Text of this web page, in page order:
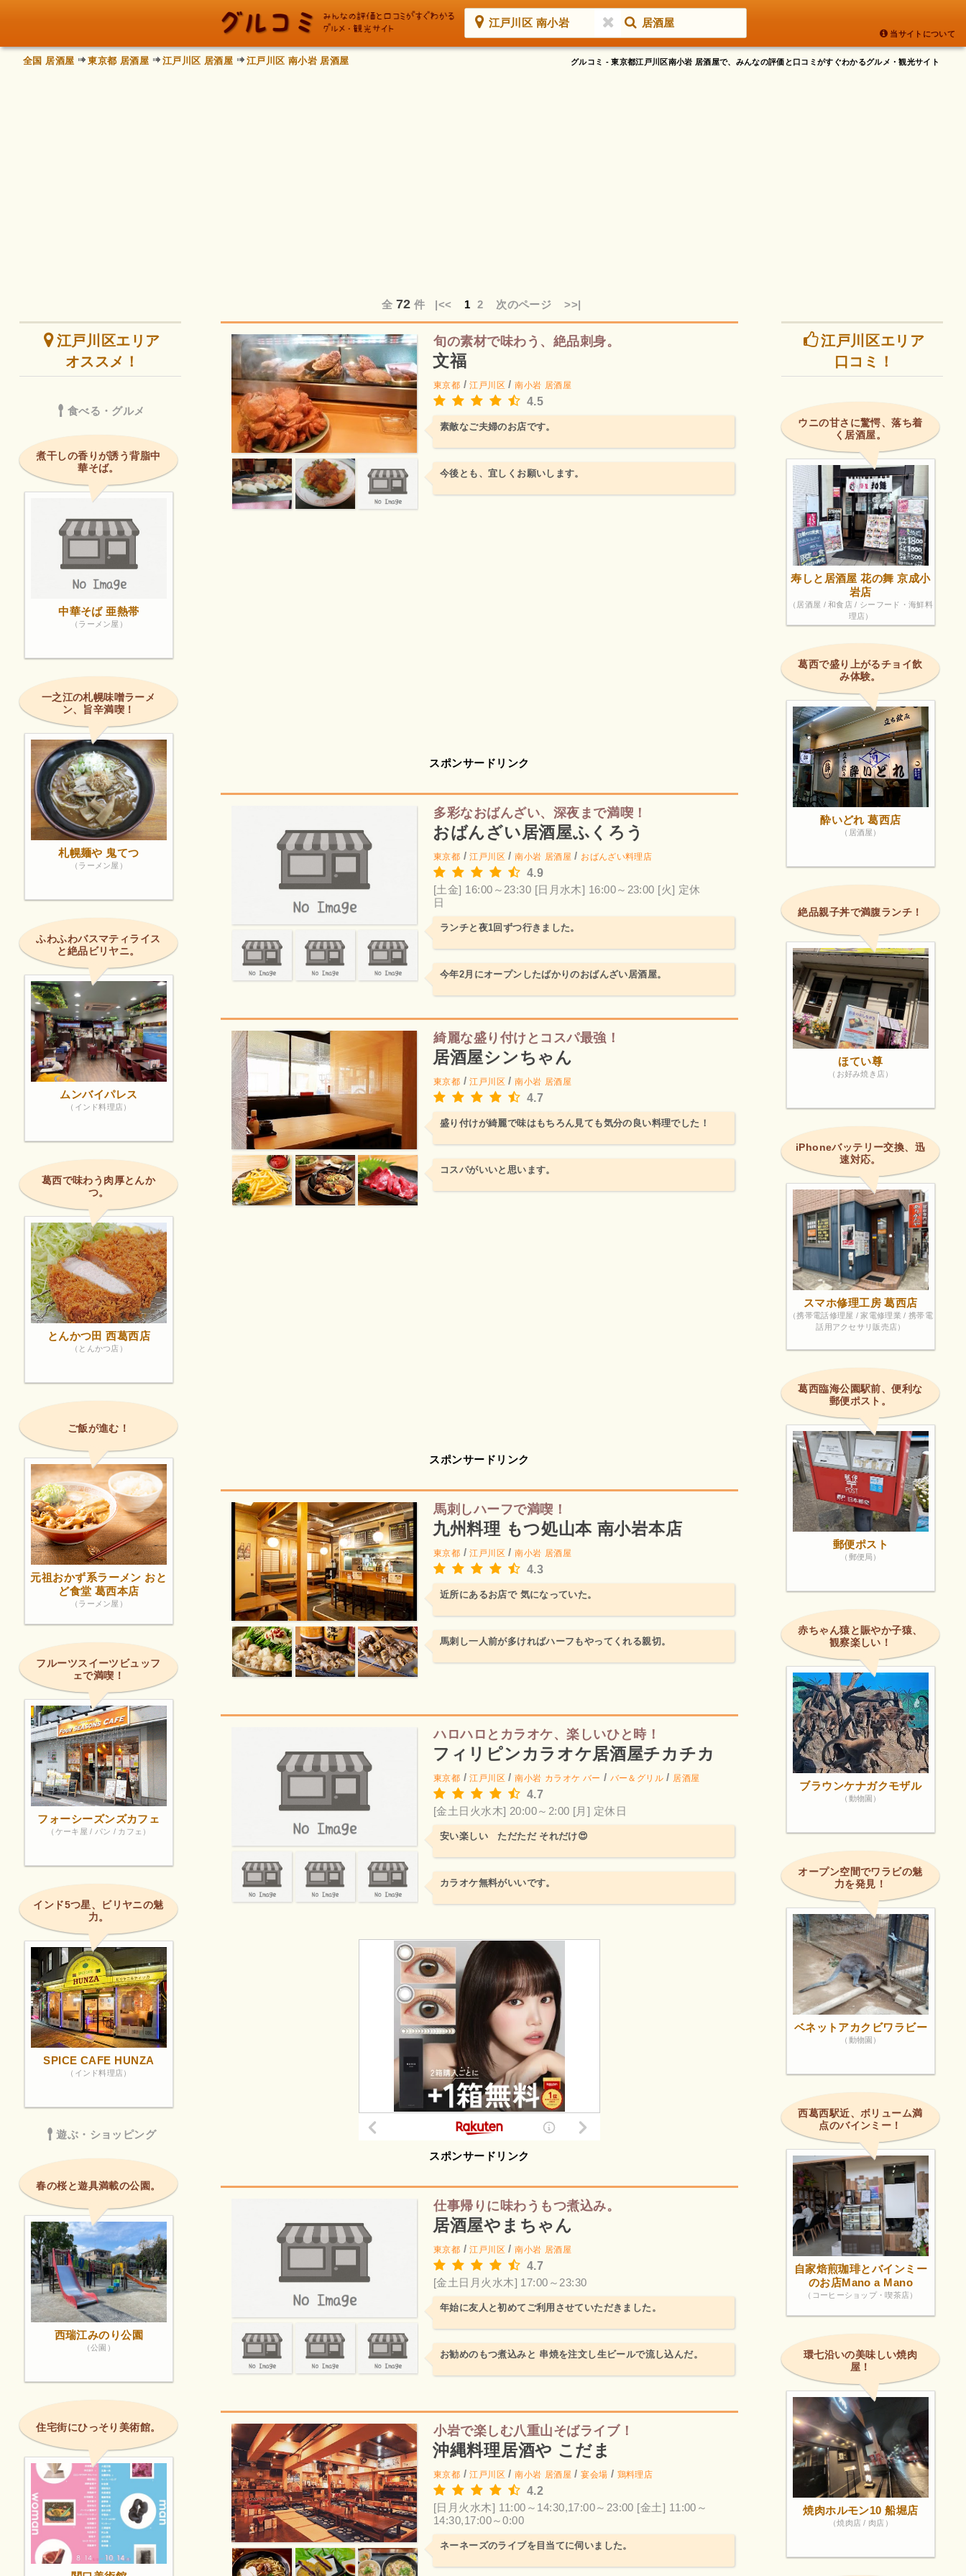
江戸川区 南小岩 居酒屋
当サイトについて
グルコミ - 東京都江戸川区南小岩 居酒屋で、みんなの評価と口コミがすぐわかるグルメ・観光サイト
全国 居酒屋 東京都 居酒屋 江戸川区 居酒屋 江戸川区 南小岩 居酒屋
全 72 件 |<< 1 2 次のページ >>|
旬の素材で味わう、絶品刺身。
文福
東京都 /江戸川区/南小岩 居酒屋
4.5
素敵なご夫婦のお店です。
今後とも、宜しくお願いします。
スポンサードリンク
多彩なおばんざい、深夜まで満喫！
おばんざい居酒屋ふくろう
東京都 /江戸川区/南小岩 居酒屋 / おばんざい料理店
4.9
[土金] 16:00～23:30 [日月水木] 16:00～23:00 [火] 定休
日
ランチと夜1回ずつ行きました。
今年2月にオープンしたばかりのおばんざい居酒屋。
綺麗な盛り付けとコスパ最強！
居酒屋シンちゃん
東京都 /江戸川区/南小岩 居酒屋
4.7
盛り付けが綺麗で味はもちろん見ても気分の良い料理でした！
コスパがいいと思います。
スポンサードリンク
馬刺しハーフで満喫！
九州料理 もつ処山本 南小岩本店
東京都 /江戸川区/南小岩 居酒屋
4.3
近所にあるお店で 気になっていた。
馬刺し一人前が多ければハーフもやってくれる親切。
ハロハロとカラオケ、楽しいひと時！
フィリピンカラオケ居酒屋チカチカ
東京都 /江戸川区/南小岩 カラオケ バー / バー＆グリル/ 居酒屋
4.7
[金土日火水木] 20:00～2:00 [月] 定休日
安い楽しい ただただ それだけ😍
カラオケ無料がいいです。
スポンサードリンク
仕事帰りに味わうもつ煮込み。
居酒屋やまちゃん
東京都 /江戸川区/南小岩 居酒屋
4.7
[金土日月火水木] 17:00～23:30
年始に友人と初めてご利用させていただきました。
お勧めのもつ煮込みと 串焼を注文し生ビールで流し込んだ。
小岩で楽しむ八重山そばライブ！
沖縄料理居酒や こだま
東京都 /江戸川区/南小岩 居酒屋 /宴会場 / 鶏料理店
4.2
[日月火水木] 11:00～14:30,17:00～23:00 [金土] 11:00～
14:30,17:00～0:00
ネーネーズのライブを目当てに伺いました。
江戸川区エリア
オススメ！
食べる・グルメ
煮干しの香りが誘う背脂中
華そば。
中華そば 亜熱帯
（ラーメン屋）
一之江の札幌味噌ラーメ
ン、旨辛満喫！
札幌麺や 鬼てつ
（ラーメン屋）
ふわふわバスマティライス
と絶品ビリヤニ。
ムンバイパレス
（インド料理店）
葛西で味わう肉厚とんか
つ。
とんかつ田 西葛西店
（とんかつ店）
ご飯が進む！
元祖おかず系ラーメン おと
ど食堂 葛西本店
（ラーメン屋）
フルーツスイーツビュッフ
ェで満喫！
フォーシーズンズカフェ
（ケーキ屋 / パン / カフェ）
インド5つ星、ビリヤニの魅
力。
SPICE CAFE HUNZA
（インド料理店）
遊ぶ・ショッピング
春の桜と遊具満載の公園。
西瑞江みのり公園
（公園）
住宅街にひっそり美術館。
江戸川区エリア
口コミ！
ウニの甘さに驚愕、落ち着
く居酒屋。
寿しと居酒屋 花の舞 京成小
岩店
（居酒屋 / 和食店 / シーフード・海鮮料
理店）
葛西で盛り上がるチョイ飲
み体験。
酔いどれ 葛西店
（居酒屋）
絶品親子丼で満腹ランチ！
ほてい尊
（お好み焼き店）
iPhoneバッテリー交換、迅
速対応。
スマホ修理工房 葛西店
（携帯電話修理屋 / 家電修理業 / 携帯電
話用アクセサリ販売店）
葛西臨海公園駅前、便利な
郵便ポスト。
郵便ポスト
（郵便局）
赤ちゃん猿と賑やか子猿、
観察楽しい！
ブラウンケナガクモザル
（動物園）
オープン空間でワラビの魅
力を発見！
ベネットアカクビワラビー
（動物園）
西葛西駅近、ボリューム満
点のバインミー！
自家焙煎珈琲とバインミー
のお店Mano a Mano
（コーヒーショップ・喫茶店）
環七沿いの美味しい焼肉
屋！
焼肉ホルモン10 船堀店
（焼肉店 / 肉店）